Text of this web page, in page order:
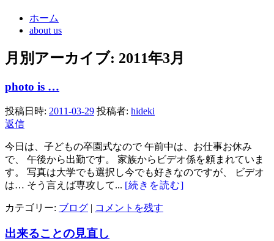
ホーム
about us
月別アーカイブ: 2011年3月
photo is …
投稿日時: 2011-03-29 投稿者: hideki
返信
今日は、子どもの卒園式なので 午前中は、お仕事お休み
で、 午後から出勤です。 家族からビデオ係を頼まれていま
す。 写真は大学でも選択し今でも好きなのですが、 ビデオ
は… そう言えば専攻して... [続きを読む]
カテゴリー: ブログ | コメントを残す
出来ることの見直し